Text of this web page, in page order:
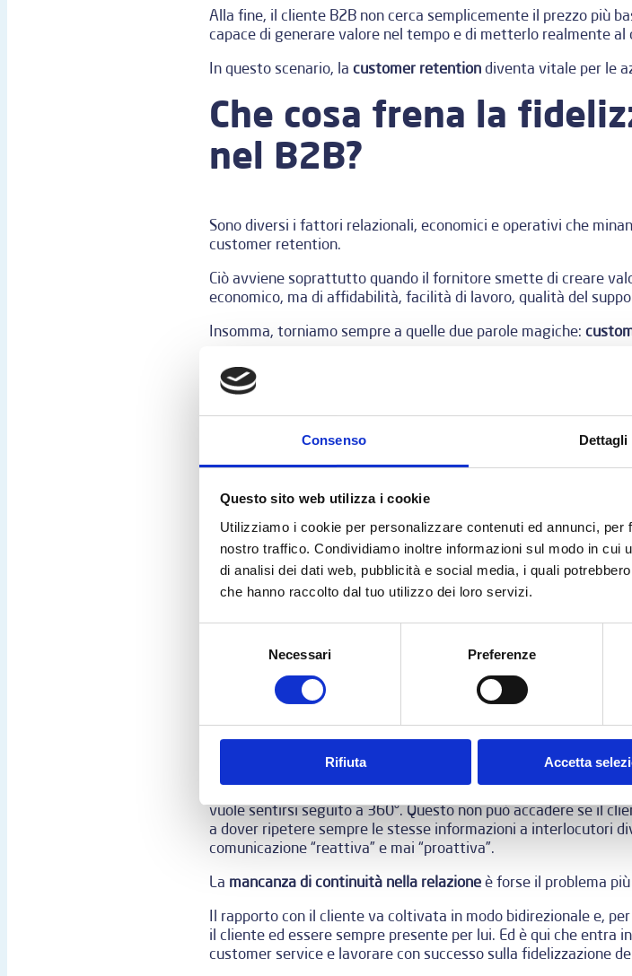
Consenso Dettagli
Questo sito web utilizza i cookie
Utilizziamo i cookie per personalizzare contenuti ed annunci,
nostro traffico. Condividiamo inoltre informazioni sul modo in
di analisi dei dati web, pubblicità e social media, i quali
che hanno raccolto dal tuo utilizzo dei loro servizi.
Necessari Preferenze
Rifiuta Accetta
Alla fine, il cliente B2B non cerca semplicemente il prezzo più
capace di generare valore nel tempo e di metterlo realmente al
In questo scenario, la customer retentiondiventa vitale per le
Che cosa frena la
nel B2B?
Sono diversi i fattori relazionali, economici e operativi che
customer retention.
Ciò avviene soprattutto quando il fornitore smette di creare
economico, ma di affidabilità, facilità di lavoro, qualità del
Insomma, torniamo sempre a quelle due parole magiche:
Quando il servizio clienti è carente, il cliente sperimenta
la complessità di parlare con un operatore, il dover ripetere
fornitore è un passo breve.
Gli errori più comuni nel
Molte aziende si prodigano tantissimo nel trovare nuovi clienti
stesse attenzioni. Capita spesso che lacustomer experience
Dirigere gli sforzi solo sulla customer acquisition è un errore
raggirato. Se il rapporto si interrompe o diventa discontinuo
fidelizzazione: il rischio è di perdere il cliente.
Un’altra grande criticità sono glierrori operativi.
Ritardi, disservizi, ma anche problemi amministrativi e di
possono influenzare la percezione della qualità (in negativo).
vuole sentirsi seguito a 360°. Questo non può accadere se il
a dover ripetere sempre le stesse informazioni a interlocutori
comunicazione “reattiva” e mai “proattiva”.
La mancanza di continuità nella relazioneè forse il problema
Il rapporto con il cliente va coltivata in modo bidirezionale e,
il cliente ed essere sempre presente per lui. Ed è qui che
customer service e lavorare con successo sulla fidelizzazione